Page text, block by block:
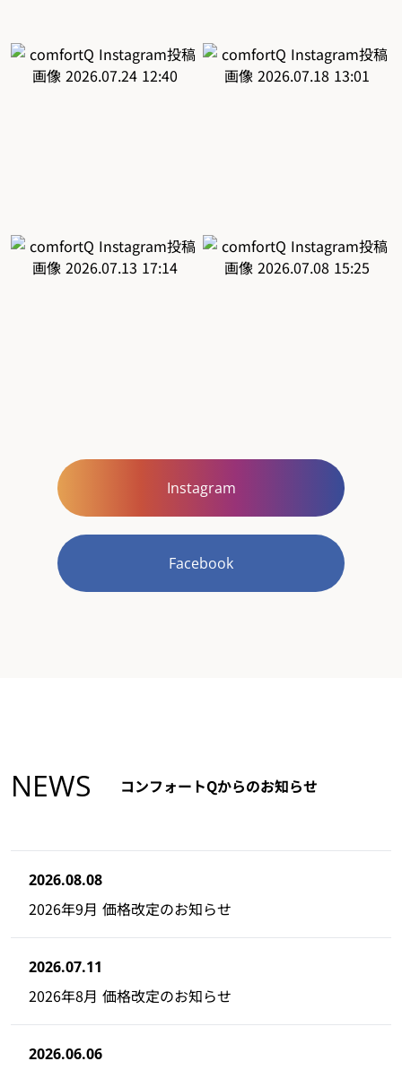
Instagram
Facebook
NEWS コンフォートQからのお知らせ
2026.08.08
2026年9月 価格改定のお知らせ
2026.07.11
2026年8月 価格改定のお知らせ
2026.06.06